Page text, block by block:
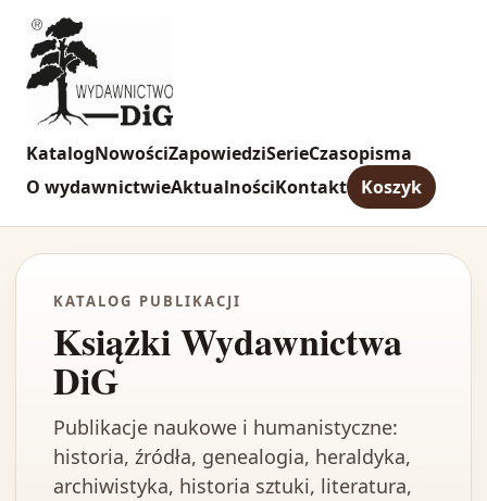
KatalogNowościZapowiedziSerieCzasopisma
O wydawnictwieAktualnościKontakt Koszyk
KATALOG PUBLIKACJI
Książki Wydawnictwa
DiG
Publikacje naukowe i humanistyczne:
historia, źródła, genealogia, heraldyka,
archiwistyka, historia sztuki, literatura,